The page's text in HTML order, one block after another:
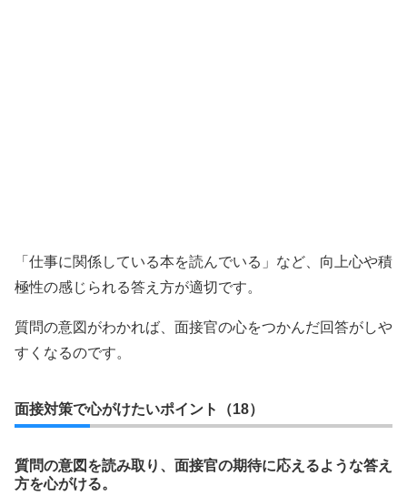
「仕事に関係している本を読んでいる」など、向上心や積
極性の感じられる答え方が適切です。
質問の意図がわかれば、面接官の心をつかんだ回答がしや
すくなるのです。
面接対策で心がけたいポイント（18）
質問の意図を読み取り、面接官の期待に応えるような答え
方を心がける。